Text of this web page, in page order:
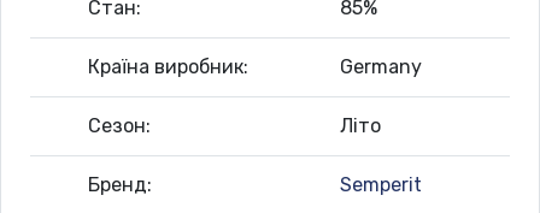
Стан: 85%
Країна виробник: Germany
Сезон: Літо
Бренд: Semperit